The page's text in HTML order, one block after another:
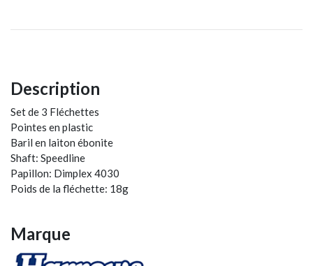
Description
Set de 3 Fléchettes
Pointes en plastic
Baril en laiton ébonite
Shaft: Speedline
Papillon: Dimplex 4030
Poids de la fléchette: 18g
Marque